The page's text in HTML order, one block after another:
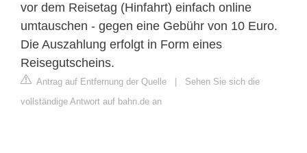
vor dem Reisetag (Hinfahrt) einfach online
umtauschen - gegen eine Gebühr von 10 Euro.
Die Auszahlung erfolgt in Form eines
Reisegutscheins.
Antrag auf Entfernung der Quelle
Sehen Sie sich die
vollständige Antwort auf bahn.de an